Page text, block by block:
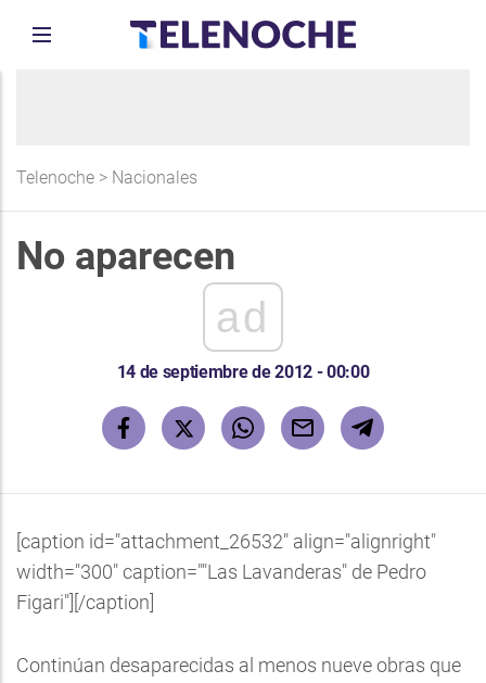
Telenoche > Nacionales
No aparecen
ad
14 de septiembre de 2012 - 00:00
[caption id="attachment_26532" align="alignright"
width="300" caption=""Las Lavanderas" de Pedro
Figari"] [/caption]
Continúan desaparecidas al menos nueve obras que